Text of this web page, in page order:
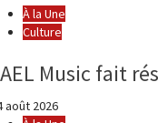
À la Une
Culture
Music fait
août 2026